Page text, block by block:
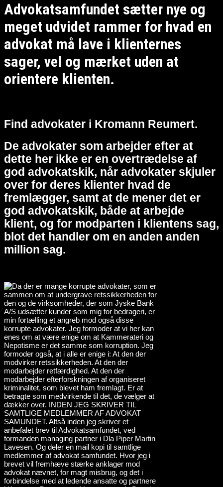
Advokatsamfundet sætter nye og
meget udvidet rammer for hvad en
advokat må lave i klienternes
sager, vel og mærket uden at
orientere klienten.
Find advokater i Kromann Reumert.
De advokater som arbejder efter at
dette her ikke er en overtrædelse af
god advokatskik, når advokater skjuler
over for deres klienter hvad de
fremlægger, samt at de mener det er
god advokatskik, både at arbejde
klient, og for modparten i klientens sag,
blot det handler om en anden anden
million sag.